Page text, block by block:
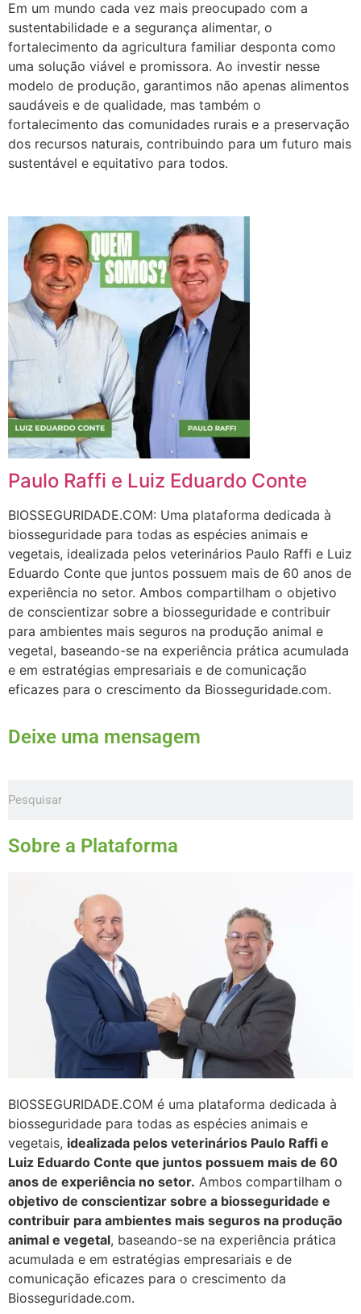
Em um mundo cada vez mais preocupado com a
sustentabilidade e a segurança alimentar, o
fortalecimento da agricultura familiar desponta como
uma solução viável e promissora. Ao investir nesse
modelo de produção, garantimos não apenas alimentos
saudáveis e de qualidade, mas também o
fortalecimento das comunidades rurais e a preservação
dos recursos naturais, contribuindo para um futuro mais
sustentável e equitativo para todos.
Paulo Raffi e Luiz Eduardo Conte
BIOSSEGURIDADE.COM: Uma plataforma dedicada à
biosseguridade para todas as espécies animais e
vegetais, idealizada pelos veterinários Paulo Raffi e Luiz
Eduardo Conte que juntos possuem mais de 60 anos de
experiência no setor. Ambos compartilham o objetivo
de conscientizar sobre a biosseguridade e contribuir
para ambientes mais seguros na produção animal e
vegetal, baseando-se na experiência prática acumulada
e em estratégias empresariais e de comunicação
eficazes para o crescimento da Biosseguridade.com.
Deixe uma mensagem
Sobre a Plataforma
BIOSSEGURIDADE.COM é uma plataforma dedicada à
biosseguridade para todas as espécies animais e
vegetais, idealizada pelos veterinários Paulo Raffi e
Luiz Eduardo Conte que juntos possuem mais de 60
anos de experiência no setor. Ambos compartilham o
objetivo de conscientizar sobre a biosseguridade e
contribuir para ambientes mais seguros na produção
animal e vegetal, baseando-se na experiência prática
acumulada e em estratégias empresariais e de
comunicação eficazes para o crescimento da
Biosseguridade.com.